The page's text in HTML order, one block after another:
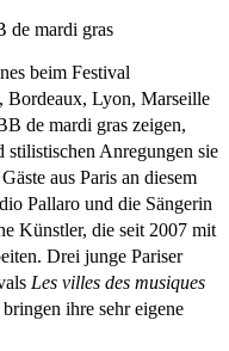
beim Festival
Bordeaux, Lyon, Marseille
de mardi gras zeigen,
Anregungen sie
aus Paris an diesem
Pallaro und die Sängerin
Künstler, die seit 2007 mit
Drei junge Pariser
Les villes des musiques
ihre sehr eigene